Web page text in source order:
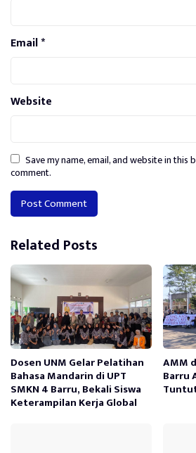
Email*
Website
Save my name, email, and website in
comment.
Alternative:
Related Posts
Dosen UNM Gelar Pelatihan
Bahasa Mandarin di UPT
SMKN 4 Barru, Bekali Siswa
Keterampilan Kerja Global
AMM
Barru